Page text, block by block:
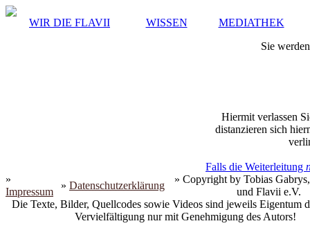
WIR DIE FLAVII WISSEN
MEDIATHEK
Sie
Hiermit verlassen
distanzieren sich
Falls die Weiterleitung
»
Impressum
» Datenschutzerklärung
» Copyright by Tobias
und Flavii e.V.
Die Texte, Bilder, Quellcodes sowie Videos sind jeweils Eigentum
Vervielfältigung nur mit Genehmigung des Autors!